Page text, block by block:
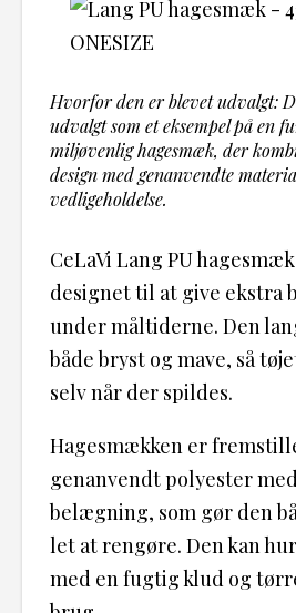
Hvorfor den er blevet udvalgt:
udvalgt som et eksempel på en
miljøvenlig hagesmæk, der
design med genanvendte
vedligeholdelse.
CeLaVi Lang PU
designet til at give ekstra
under måltiderne. Den
både bryst og mave, så
selv når der spildes.
Hagesmækken er
genanvendt polyester
belægning, som gør den
let at rengøre. Den kan
med en fugtig klud og